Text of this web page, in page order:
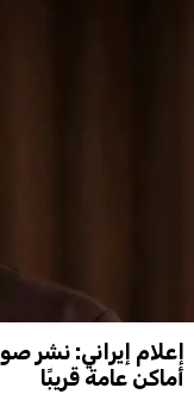
إعلام إيراني: نشر
أماكن عامة قريبًا